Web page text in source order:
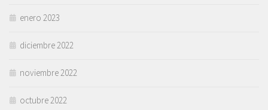
enero 2023
diciembre 2022
noviembre 2022
octubre 2022